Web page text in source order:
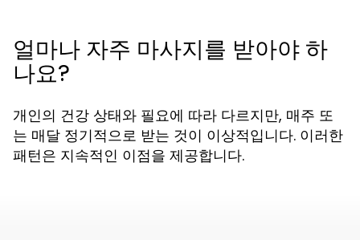
얼마나 자주 마사지를 받아야 하
나요?
개인의 건강 상태와 필요에 따라 다르지만, 매주 또
는 매달 정기적으로 받는 것이 이상적입니다. 이러한
패턴은 지속적인 이점을 제공합니다.